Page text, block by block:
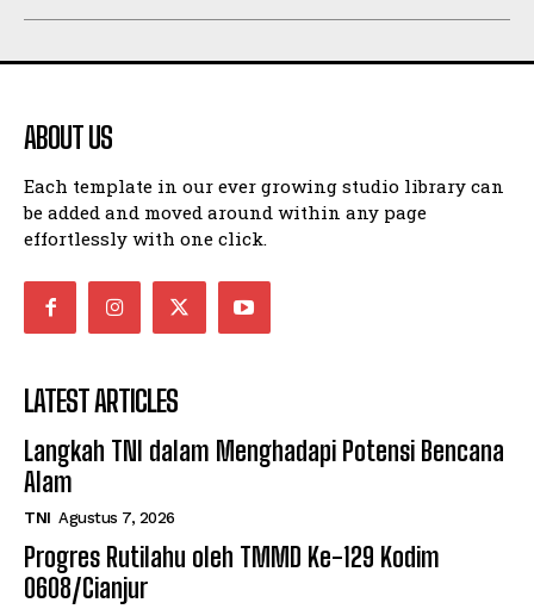
ABOUT US
Each template in our ever growing studio library can
be added and moved around within any page
effortlessly with one click.
LATEST ARTICLES
Langkah TNI dalam Menghadapi Potensi Bencana
Alam
TNI Agustus 7, 2026
Progres Rutilahu oleh TMMD Ke-129 Kodim
0608/Cianjur